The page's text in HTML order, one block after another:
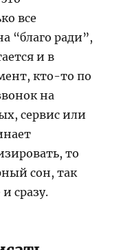
все
“благо ради”,
и в
кто-то по
на
сервис или
то
сон, так
сразу.